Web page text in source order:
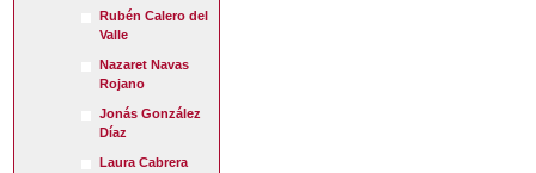
Rubén Calero del
Valle
Nazaret Navas
Rojano
Jonás González
Díaz
Laura Cabrera